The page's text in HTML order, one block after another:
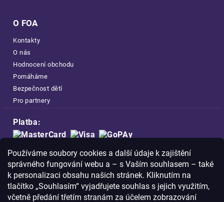
Používáme soubory cookies a další údaje k zajištění
správného fungování webu a – s Vaším souhlasem – také
k personalizaci obsahu našich stránek. Kliknutím na
tlačítko „Souhlasím“ vyjadřujete souhlas s jejich využitím,
včetně předání třetím stranám za účelem zobrazování
O FOA
Kontakty
O nás
Hodnocení obchodu
Pomáháme
Bezpečnost dětí
Pro partnery
Platba:
Doprava: